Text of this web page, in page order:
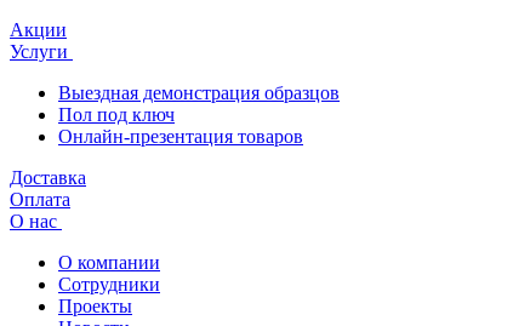
Акции
Услуги
Выездная демонстрация образцов
Пол под ключ
Онлайн-презентация товаров
Доставка
Оплата
О нас
О компании
Сотрудники
Проекты